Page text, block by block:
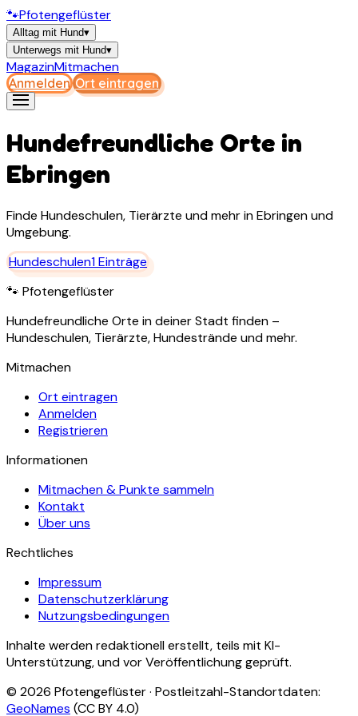
🐾Pfotengeflüster
Alltag mit Hund▾
Unterwegs mit Hund▾
MagazinMitmachen
Anmelden Ort eintragen
Hundefreundliche Orte in
Ebringen
Finde Hundeschulen, Tierärzte und mehr inEbringenund
Umgebung.
Hundeschulen1Einträge
🐾 Pfotengeflüster
Hundefreundliche Orte in deiner Stadt finden –
Hundeschulen, Tierärzte, Hundestrände und mehr.
Mitmachen
Ort eintragen
Anmelden
Registrieren
Informationen
Mitmachen & Punkte sammeln
Kontakt
Über uns
Rechtliches
Impressum
Datenschutzerklärung
Nutzungsbedingungen
Inhalte werden redaktionell erstellt, teils mit KI-
Unterstützung, und vor Veröffentlichung geprüft.
© 2026 Pfotengeflüster · Postleitzahl-Standortdaten:
GeoNames (CC BY 4.0)